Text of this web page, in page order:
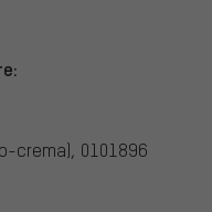
crema), 0101896